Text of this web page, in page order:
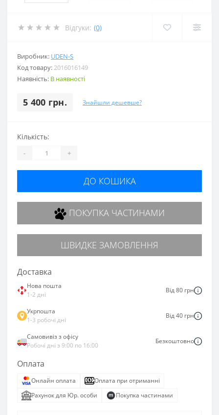
Відгуки: (0)
Виробник: UDEN-S
Код товару:2016016149
Наявність: В наявності
5 400 грн. Знайшли дешевше?
Кількість:
- +
ДО КОШИКА
ПОКУПКА ЧАСТИНАМИ
ШВИДКЕ ЗАМОВЛЕННЯ
Доставка
Нова пошта
1-2 дні
Від 80 грн
Укрпошта
1-3 робочі дні
Від 40 грн
Самовивіз з офісу
Робочі дні з 9:00 по 16:00
Безкоштовно
Оплата
Онлайн оплата
Оплата при отриманні
Рахунок для Юр. особи
Покупка частинами